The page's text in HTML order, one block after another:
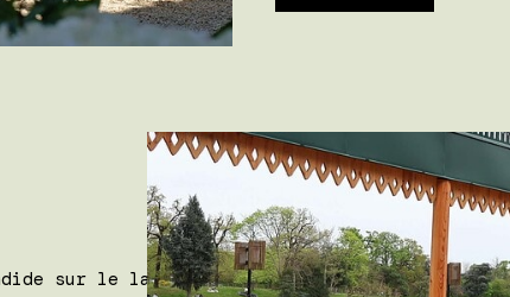
sur le lac, dans